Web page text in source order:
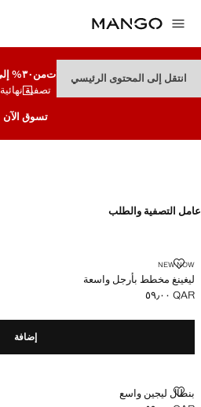
انتقل إلى المحتوى الرئيسيتنزيلاتمن٣٠% إلى٧٠%
تصفية نهائية
تسوق الآن
عامل التصفية والطلب
NEW NOW
ليغينغ مخطط بأرجل واسعة
ليغينغ مخطط بأرجل واسعة
السعر الحالي [QAR ٥٩٫٠٠ ]
QAR ٥٩٫٠٠
إضافة
بنطال ليجين واسع
بنطال ليجين واسع